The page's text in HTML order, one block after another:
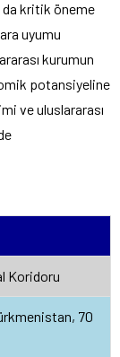
da kritik öneme
uyumu
kurumun
potansiyeline
ve uluslararası
Koridoru
70